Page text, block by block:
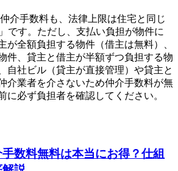
介手数料も、法律上限は住宅と同じ
です。ただし、支払い負担が物件に
が全額負担する物件（借主は無料）、
件、貸主と借主が半額ずつ負担する物
自社ビル（貸主が直接管理）や貸主と
介業者を介さないため仲介手数料が無
に必ず負担者を確認してください。
数料無料は本当にお得？仕組